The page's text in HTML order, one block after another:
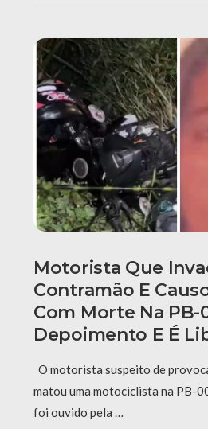
Motorista Que
Contramão E
Com Morte Na PB-
Depoimento E É
O motorista suspeito de
matou uma motociclista na PB-
foi ouvido pela …